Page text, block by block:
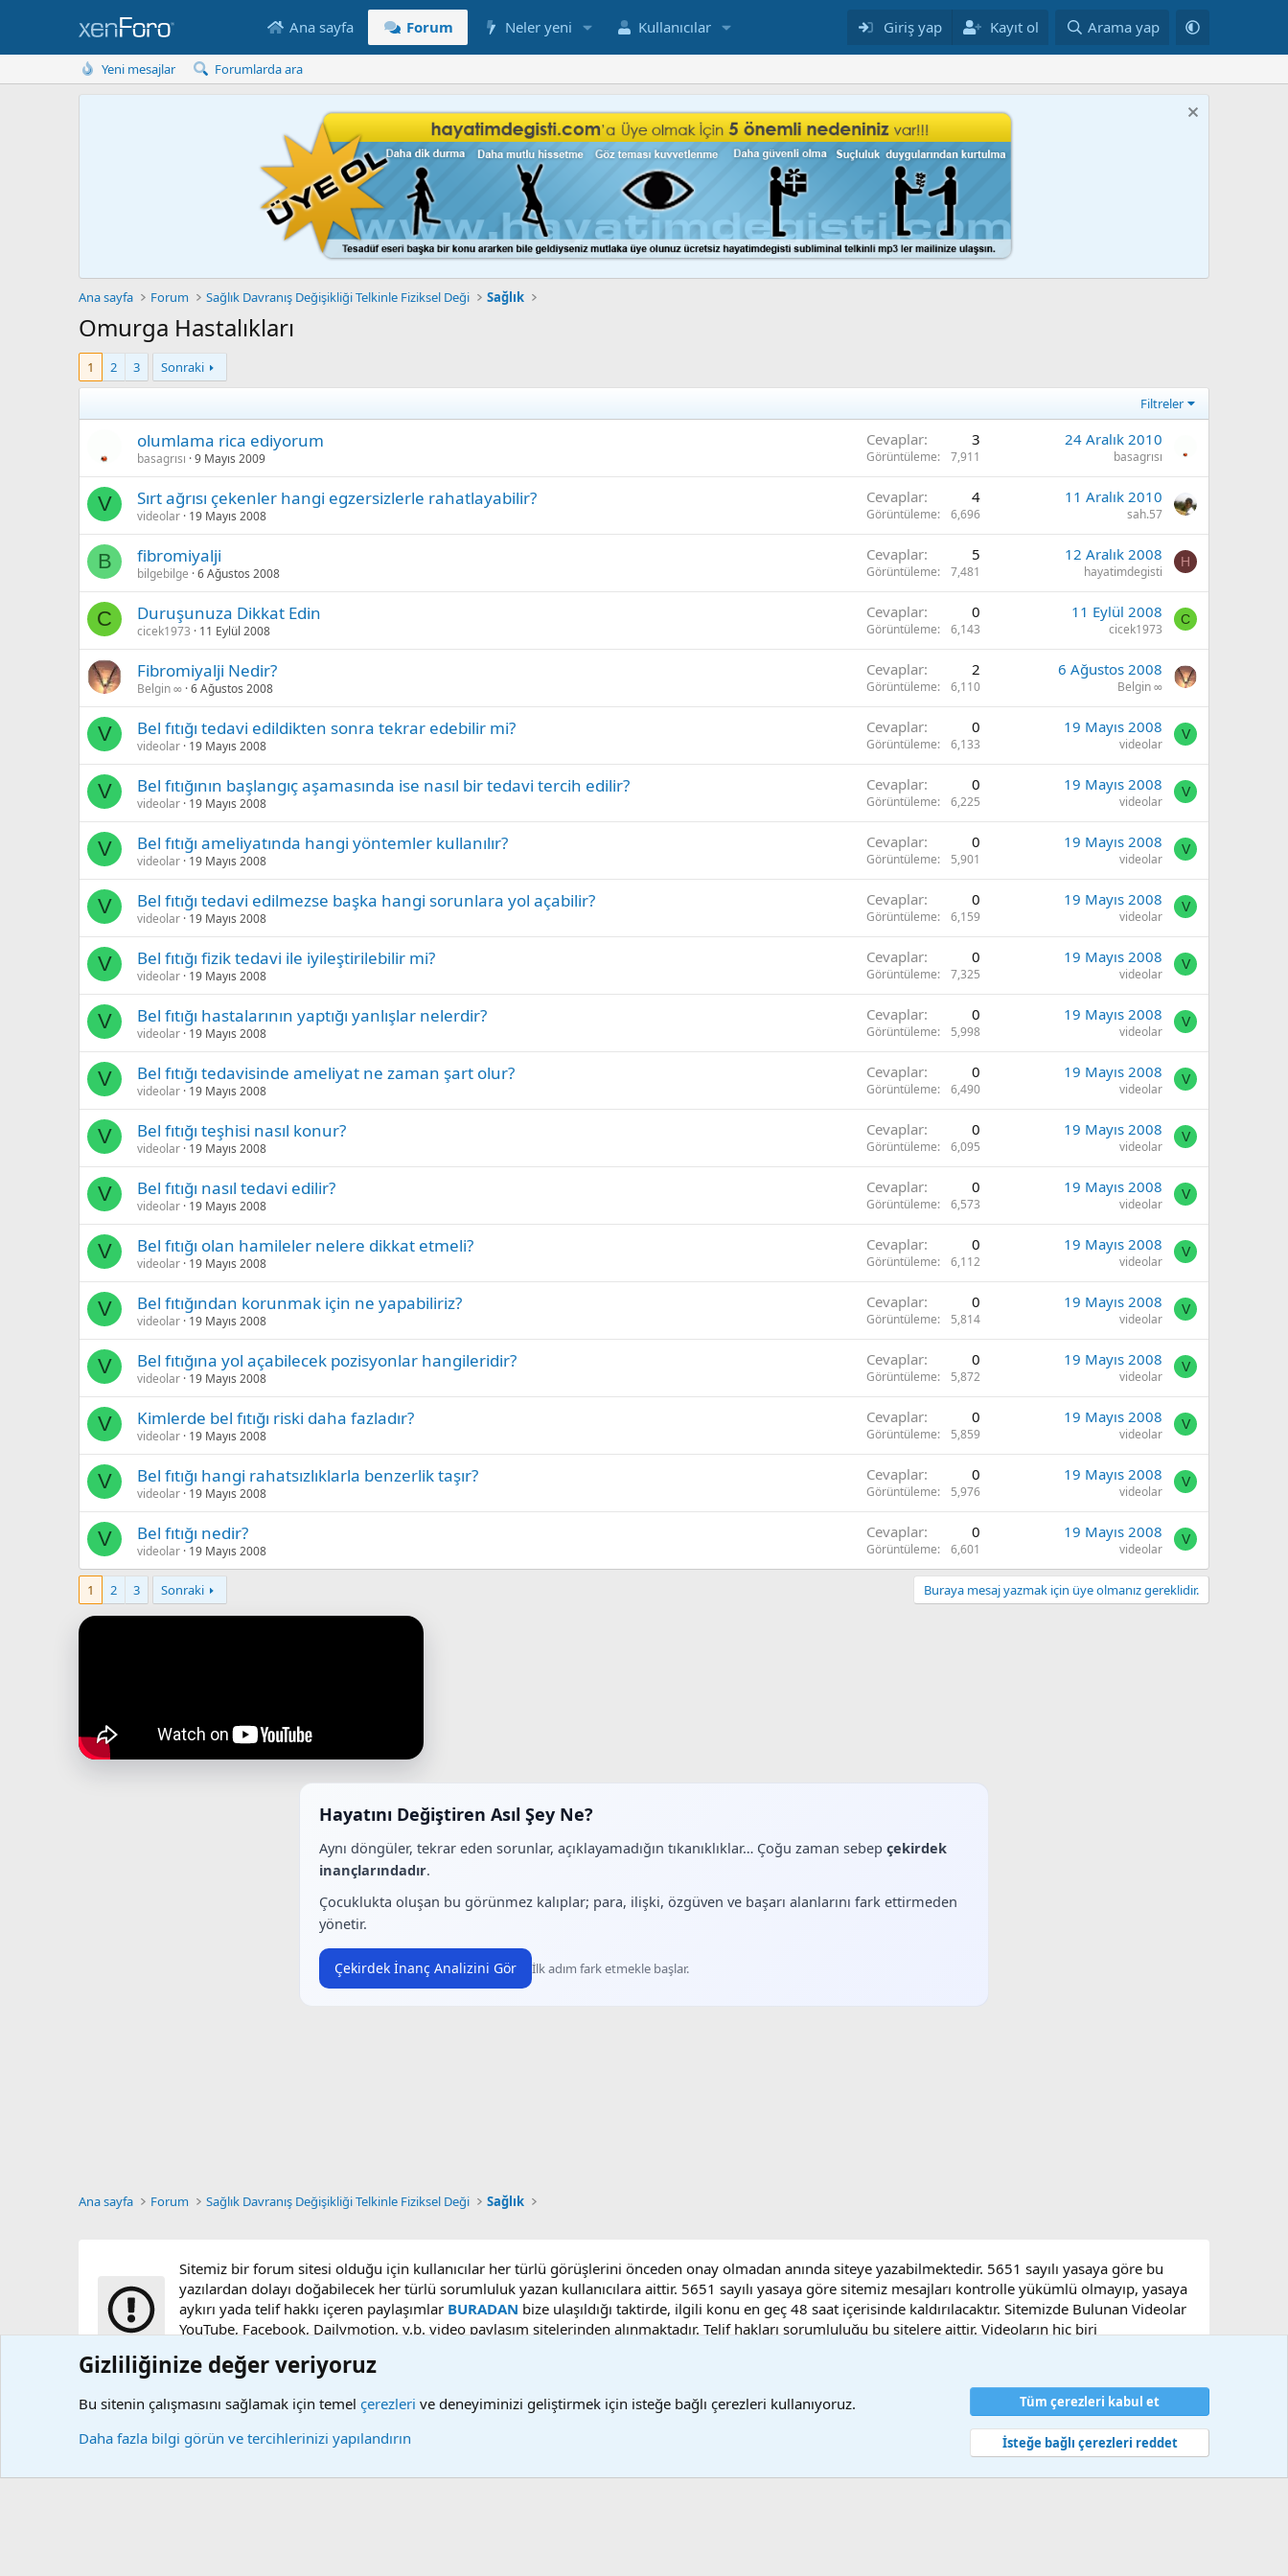
Ana sayfa Forum Neler yeni Kullanıcılar Giriş yap Kayıt ol Arama yap
Yeni mesajlar Forumlarda ara
Ana sayfa Forum Sağlık Davranış Değişikliği Telkinle Fiziksel Deği Sağlık
Omurga Hastalıkları
1 2 3 Sonraki
Filtreler
olumlama rica ediyorum
basagrısı 9 Mayıs 2009
Cevaplar 3
Görüntüleme 7,911
24 Aralık 2010
basagrısı
V Sırt ağrısı çekenler hangi egzersizlerle rahatlayabilir?
videolar 19 Mayıs 2008
Cevaplar 4
Görüntüleme 6,696
11 Aralık 2010
sah.57
B fibromiyalji
bilgebilge 6 Ağustos 2008
Cevaplar 5
Görüntüleme 7,481
12 Aralık 2008
hayatimdegisti
H
C Duruşunuza Dikkat Edin
cicek1973 11 Eylül 2008
Cevaplar 0
Görüntüleme 6,143
11 Eylül 2008
cicek1973
C
Fibromiyalji Nedir?
Belgin ∞ 6 Ağustos 2008
Cevaplar 2
Görüntüleme 6,110
6 Ağustos 2008
Belgin ∞
V Bel fıtığı tedavi edildikten sonra tekrar edebilir mi?
videolar 19 Mayıs 2008
Cevaplar 0
Görüntüleme 6,133
19 Mayıs 2008
videolar
V
V Bel fıtığının başlangıç aşamasında ise nasıl bir tedavi tercih edilir?
videolar 19 Mayıs 2008
Cevaplar 0
Görüntüleme 6,225
19 Mayıs 2008
videolar
V
V Bel fıtığı ameliyatında hangi yöntemler kullanılır?
videolar 19 Mayıs 2008
Cevaplar 0
Görüntüleme 5,901
19 Mayıs 2008
videolar
V
V Bel fıtığı tedavi edilmezse başka hangi sorunlara yol açabilir?
videolar 19 Mayıs 2008
Cevaplar 0
Görüntüleme 6,159
19 Mayıs 2008
videolar
V
V Bel fıtığı fizik tedavi ile iyileştirilebilir mi?
videolar 19 Mayıs 2008
Cevaplar 0
Görüntüleme 7,325
19 Mayıs 2008
videolar
V
V Bel fıtığı hastalarının yaptığı yanlışlar nelerdir?
videolar 19 Mayıs 2008
Cevaplar 0
Görüntüleme 5,998
19 Mayıs 2008
videolar
V
V Bel fıtığı tedavisinde ameliyat ne zaman şart olur?
videolar 19 Mayıs 2008
Cevaplar 0
Görüntüleme 6,490
19 Mayıs 2008
videolar
V
V Bel fıtığı teşhisi nasıl konur?
videolar 19 Mayıs 2008
Cevaplar 0
Görüntüleme 6,095
19 Mayıs 2008
videolar
V
V Bel fıtığı nasıl tedavi edilir?
videolar 19 Mayıs 2008
Cevaplar 0
Görüntüleme 6,573
19 Mayıs 2008
videolar
V
V Bel fıtığı olan hamileler nelere dikkat etmeli?
videolar 19 Mayıs 2008
Cevaplar 0
Görüntüleme 6,112
19 Mayıs 2008
videolar
V
V Bel fıtığından korunmak için ne yapabiliriz?
videolar 19 Mayıs 2008
Cevaplar 0
Görüntüleme 5,814
19 Mayıs 2008
videolar
V
V Bel fıtığına yol açabilecek pozisyonlar hangileridir?
videolar 19 Mayıs 2008
Cevaplar 0
Görüntüleme 5,872
19 Mayıs 2008
videolar
V
V Kimlerde bel fıtığı riski daha fazladır?
videolar 19 Mayıs 2008
Cevaplar 0
Görüntüleme 5,859
19 Mayıs 2008
videolar
V
V Bel fıtığı hangi rahatsızlıklarla benzerlik taşır?
videolar 19 Mayıs 2008
Cevaplar 0
Görüntüleme 5,976
19 Mayıs 2008
videolar
V
V Bel fıtığı nedir?
videolar 19 Mayıs 2008
Cevaplar 0
Görüntüleme 6,601
19 Mayıs 2008
videolar
V
1 2 3 Sonraki Buraya mesaj yazmak için üye olmanız gereklidir.
Hayatını Değiştiren Asıl Şey Ne?
Aynı döngüler, tekrar eden sorunlar, açıklayamadığın tıkanıklıklar… Çoğu zaman sebep çekirdek
inançlarındadır.
Çocuklukta oluşan bu görünmez kalıplar; para, ilişki, özgüven ve başarı alanlarını fark ettirmeden
yönetir.
Çekirdek İnanç Analizini Gör İlk adım fark etmekle başlar.
Ana sayfa Forum Sağlık Davranış Değişikliği Telkinle Fiziksel Deği Sağlık
Sitemiz bir forum sitesi olduğu için kullanıcılar her türlü görüşlerini önceden onay olmadan anında siteye yazabilmektedir. 5651 sayılı yasaya göre bu
yazılardan dolayı doğabilecek her türlü sorumluluk yazan kullanıcılara aittir. 5651 sayılı yasaya göre sitemiz mesajları kontrolle yükümlü olmayıp, yasaya
aykırı yada telif hakkı içeren paylaşımlar BURADAN bize ulaşıldığı taktirde, ilgili konu en geç 48 saat içerisinde kaldırılacaktır. Sitemizde Bulunan Videolar
YouTube, Facebook, Dailymotion, v.b. video paylaşım sitelerinden alınmaktadır. Telif hakları sorumluluğu bu sitelere aittir. Videoların hiç biri
Çerezler Bize ulaşın Şartlar ve kurallar Gizlilik politikası Yardım Ana sayfa
Gizliliğinize değer veriyoruz
Bu sitenin çalışmasını sağlamak için temel çerezleri ve deneyiminizi geliştirmek için isteğe bağlı çerezleri kullanıyoruz.
Daha fazla bilgi görün ve tercihlerinizi yapılandırın
Tüm çerezleri kabul et
İsteğe bağlı çerezleri reddet